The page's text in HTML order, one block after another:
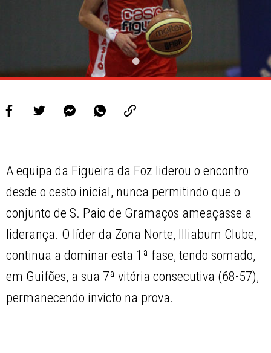
A equipa da Figueira da Foz liderou o encontro
desde o cesto inicial, nunca permitindo que o
conjunto de S. Paio de Gramaços ameaçasse a
liderança. O líder da Zona Norte, Illiabum Clube,
continua a dominar esta 1ª fase, tendo somado,
em Guifões, a sua 7ª vitória consecutiva (68-57),
permanecendo invicto na prova.